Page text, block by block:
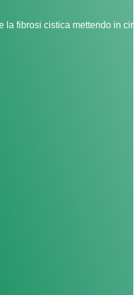
la fibrosi cistica mettendo in